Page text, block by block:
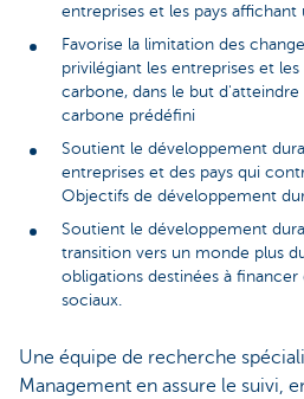
entreprises et les pays affichant
Favorise la limitation des
privilégiant les entreprises et
carbone, dans le but
carbone prédéfini
Soutient le développement
entreprises et des pays qui
Objectifs de développement
Soutient le développement
transition vers un monde plus
obligations destinées à
sociaux.
Une équipe de recherche
Management en assure le suivi,